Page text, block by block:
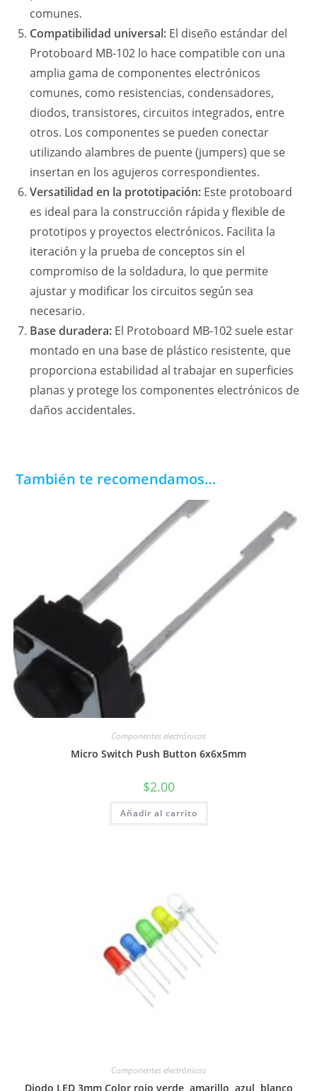
comunes.
Compatibilidad universal: El diseño estándar del
Protoboard MB-102 lo hace compatible con una
amplia gama de componentes electrónicos
comunes, como resistencias, condensadores,
diodos, transistores, circuitos integrados, entre
otros. Los componentes se pueden conectar
utilizando alambres de puente (jumpers) que se
insertan en los agujeros correspondientes.
Versatilidad en la prototipación: Este protoboard
es ideal para la construcción rápida y flexible de
prototipos y proyectos electrónicos. Facilita la
iteración y la prueba de conceptos sin el
compromiso de la soldadura, lo que permite
ajustar y modificar los circuitos según sea
necesario.
Base duradera: El Protoboard MB-102 suele estar
montado en una base de plástico resistente, que
proporciona estabilidad al trabajar en superficies
planas y protege los componentes electrónicos de
daños accidentales.
También te recomendamos…
Componentes electrónicos
Micro Switch Push Button 6x6x5mm
$2.00
Añadir al carrito
Componentes electrónicos
Diodo LED 3mm Color rojo verde, amarillo, azul, blanco